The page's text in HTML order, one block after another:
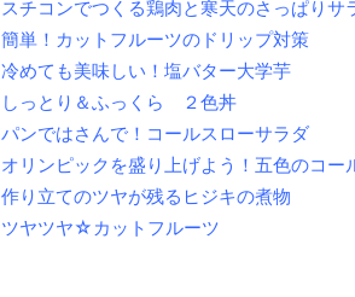
スチコンでつくる鶏肉と寒天のさっぱりサ
簡単！カットフルーツのドリップ対策
冷めても美味しい！塩バター大学芋
しっとり＆ふっくら ２色丼
パンではさんで！コールスローサラダ
オリンピックを盛り上げよう！五色のコー
作り立てのツヤが残るヒジキの煮物
ツヤツヤ☆カットフルーツ